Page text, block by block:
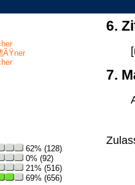
62% (128)
0% (92)
21% (516)
69% (656)
6.
7.